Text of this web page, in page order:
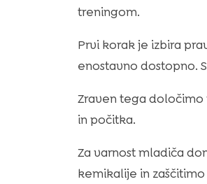
treningom.
Prvi korak je izbira
enostavno dostopno.
Zraven tega določimo
in počitka.
Za varnost mladiča
kemikalije in